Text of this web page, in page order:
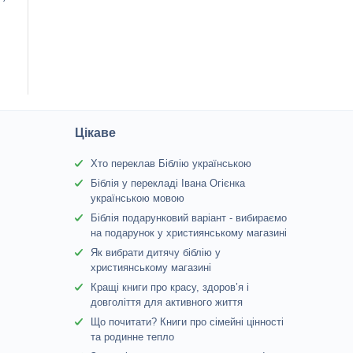
Цікаве
Хто переклав Біблію українською
Біблія у перекладі Івана Огієнка
українською мовою
Біблія подарунковий варіант - вибираємо
на подарунок у християнському магазині
Як вибрати дитячу біблію у
християнському магазині
Кращі книги про красу, здоров’я і
довголіття для активного життя
Що почитати? Книги про сімейні цінності
та родинне тепло